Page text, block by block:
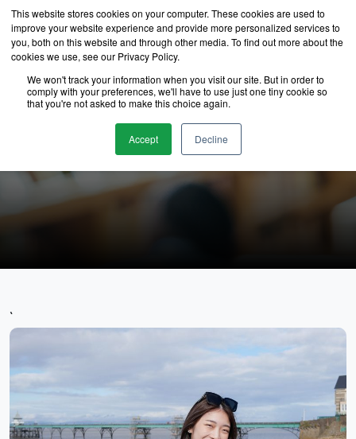
This website stores cookies on your computer. These cookies are used to
improve your website experience and provide more personalized services to
you, both on this website and through other media. To find out more about the
cookies we use, see our Privacy Policy.
We won't track your information when you visit our site. But in order to
comply with your preferences, we'll have to use just one tiny cookie so
that you're not asked to make this choice again.
Accept Decline
นักเรียนของเรา
`